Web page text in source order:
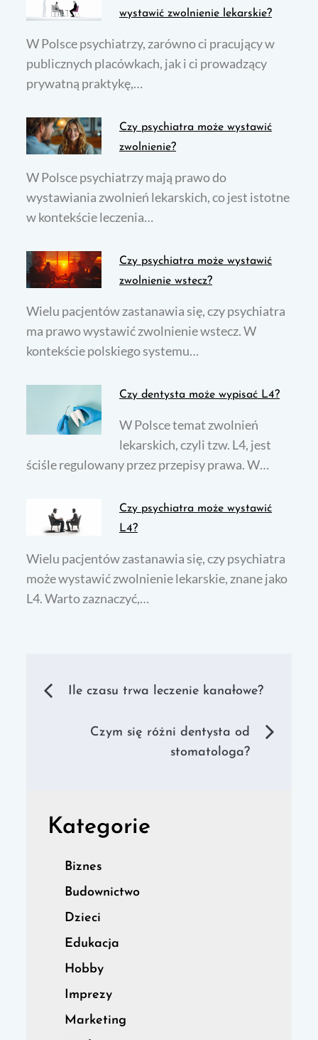
wystawić zwolnienie lekarskie?
W Polsce psychiatrzy, zarówno ci pracujący w
publicznych placówkach, jak i ci prowadzący
prywatną praktykę,…
Czy psychiatra może wystawić
zwolnienie?
W Polsce psychiatrzy mają prawo do
wystawiania zwolnień lekarskich, co jest istotne
w kontekście leczenia…
Czy psychiatra może wystawić
zwolnienie wstecz?
Wielu pacjentów zastanawia się, czy psychiatra
ma prawo wystawić zwolnienie wstecz. W
kontekście polskiego systemu…
Czy dentysta może wypisać L4?
W Polsce temat zwolnień
lekarskich, czyli tzw. L4, jest
ściśle regulowany przez przepisy prawa. W…
Czy psychiatra może wystawić
L4?
Wielu pacjentów zastanawia się, czy psychiatra
może wystawić zwolnienie lekarskie, znane jako
L4. Warto zaznaczyć,…
Nawigacja
wpisu
Ile czasu trwa leczenie kanałowe?
Czym się różni dentysta od
stomatologa?
Kategorie
Biznes
Budownictwo
Dzieci
Edukacja
Hobby
Imprezy
Marketing